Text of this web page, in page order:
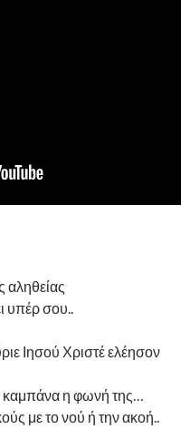
υπέρ σου..
Ιησού Χριστέ ελέησον
καμπάνα η φωνή της…
με το νού ή την ακοή..